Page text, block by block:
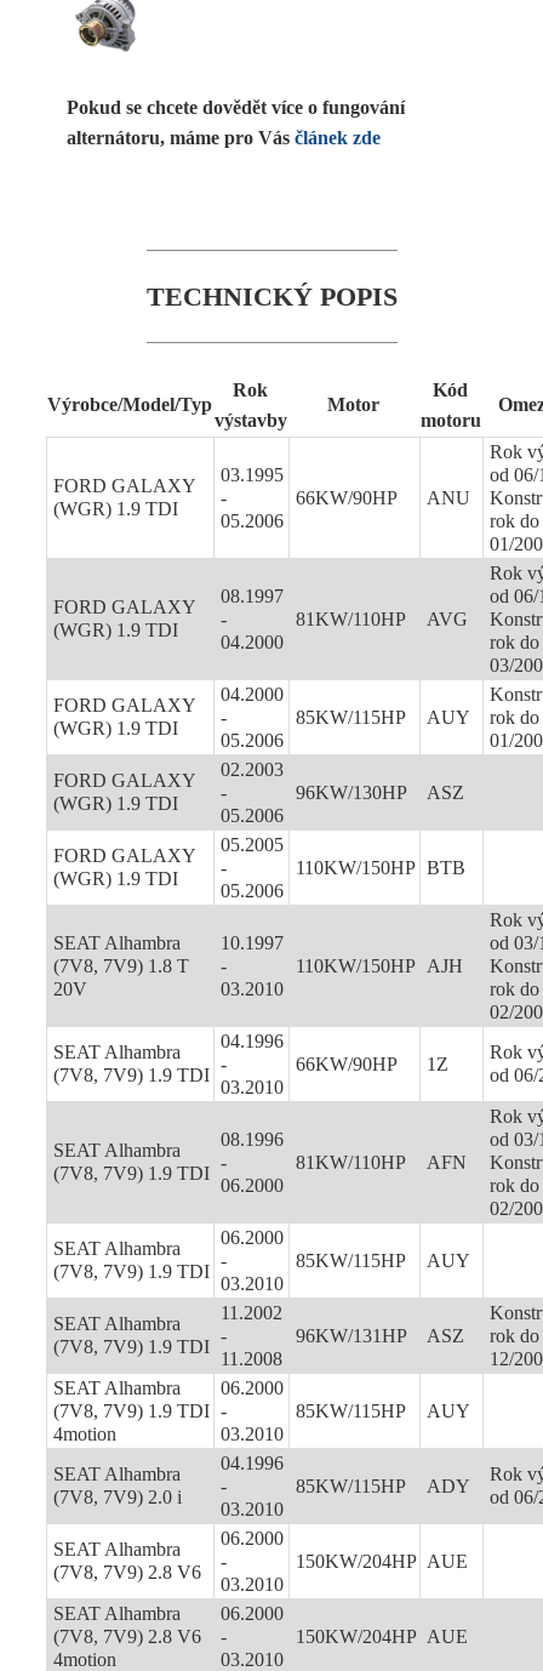
Pokud se chcete dovědět více o fungování
alternátoru, máme pro Vás článek zde
TECHNICKÝ POPIS
Výrobce/Model/Typ
Rok
výstavby
Motor
Kód
motoru
FORD GALAXY
(WGR) 1.9 TDI
03.1995
-
05.2006
66KW/90HP ANU
Rok
od 06/
rok do
01/
FORD GALAXY
(WGR) 1.9 TDI
08.1997
-
04.2000
81KW/110HP AVG
Rok
od 06/
rok do
03/
FORD GALAXY
(WGR) 1.9 TDI
04.2000
-
05.2006
85KW/115HP AUY
rok do
01/
FORD GALAXY
(WGR) 1.9 TDI
02.2003
-
05.2006
96KW/130HP ASZ
FORD GALAXY
(WGR) 1.9 TDI
05.2005
-
05.2006
110KW/150HP BTB
SEAT Alhambra
(7V8, 7V9) 1.8 T
20V
10.1997
-
03.2010
110KW/150HP AJH
Rok
od 03/
rok do
02/
SEAT Alhambra
(7V8, 7V9) 1.9 TDI
04.1996
-
03.2010
66KW/90HP 1Z
Rok
od 06/
SEAT Alhambra
(7V8, 7V9) 1.9 TDI
08.1996
-
06.2000
81KW/110HP AFN
Rok
od 03/
rok do
02/
SEAT Alhambra
(7V8, 7V9) 1.9 TDI
06.2000
-
03.2010
85KW/115HP AUY
SEAT Alhambra
(7V8, 7V9) 1.9 TDI
11.2002
-
11.2008
96KW/131HP ASZ
rok do
12/
SEAT Alhambra
(7V8, 7V9) 1.9 TDI
4motion
06.2000
-
03.2010
85KW/115HP AUY
SEAT Alhambra
(7V8, 7V9) 2.0 i
04.1996
-
03.2010
85KW/115HP ADY
Rok
od 06/
SEAT Alhambra
(7V8, 7V9) 2.8 V6
06.2000
-
03.2010
150KW/204HP AUE
SEAT Alhambra
(7V8, 7V9) 2.8 V6
4motion
06.2000
-
03.2010
150KW/204HP AUE